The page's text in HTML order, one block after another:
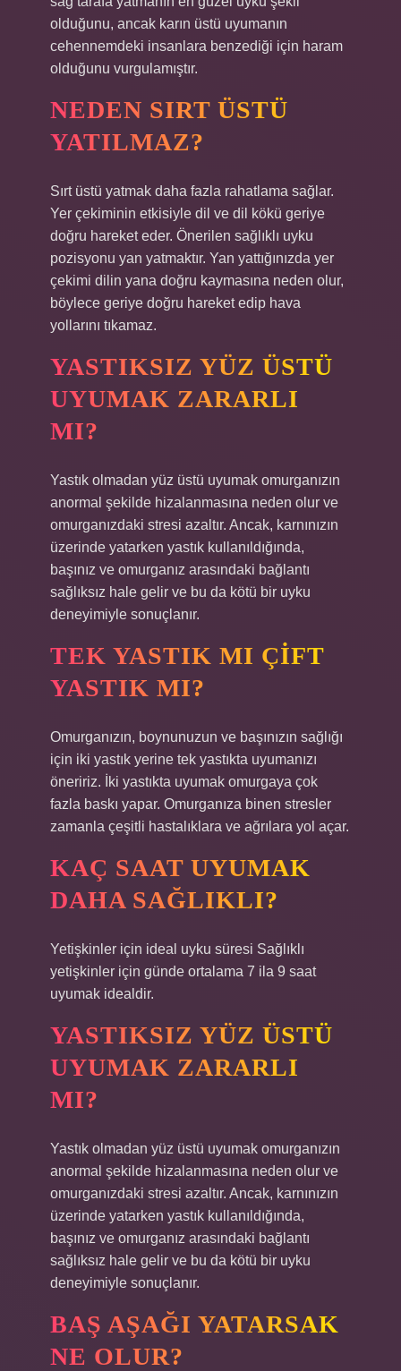
olduğunu, ancak karın üstü uyumanın
cehennemdeki insanlara benzediği için haram
olduğunu vurgulamıştır.
NEDEN SIRT ÜSTÜ
YATILMAZ?
Sırt üstü yatmak daha fazla rahatlama sağlar.
Yer çekiminin etkisiyle dil ve dil kökü geriye
doğru hareket eder. Önerilen sağlıklı uyku
pozisyonu yan yatmaktır. Yan yattığınızda yer
çekimi dilin yana doğru kaymasına neden olur,
böylece geriye doğru hareket edip hava
yollarını tıkamaz.
YASTIKSIZ YÜZ ÜSTÜ
UYUMAK ZARARLI
MI?
Yastık olmadan yüz üstü uyumak omurganızın
anormal şekilde hizalanmasına neden olur ve
omurganızdaki stresi azaltır. Ancak, karnınızın
üzerinde yatarken yastık kullanıldığında,
başınız ve omurganız arasındaki bağlantı
sağlıksız hale gelir ve bu da kötü bir uyku
deneyimiyle sonuçlanır.
TEK YASTIK MI ÇIFT
YASTIK MI?
Omurganızın, boynunuzun ve başınızın sağlığı
için iki yastık yerine tek yastıkta uyumanızı
öneririz. İki yastıkta uyumak omurgaya çok
fazla baskı yapar. Omurganıza binen stresler
zamanla çeşitli hastalıklara ve ağrılara yol açar.
KAÇ SAAT UYUMAK
DAHA SAĞLIKLI?
Yetişkinler için ideal uyku süresi Sağlıklı
yetişkinler için günde ortalama 7 ila 9 saat
uyumak idealdir.
YASTIKSIZ YÜZ ÜSTÜ
UYUMAK ZARARLI
MI?
Yastık olmadan yüz üstü uyumak omurganızın
anormal şekilde hizalanmasına neden olur ve
omurganızdaki stresi azaltır. Ancak, karnınızın
üzerinde yatarken yastık kullanıldığında,
başınız ve omurganız arasındaki bağlantı
sağlıksız hale gelir ve bu da kötü bir uyku
deneyimiyle sonuçlanır.
BAŞ AŞAĞI YATARSAK
NE OLUR?